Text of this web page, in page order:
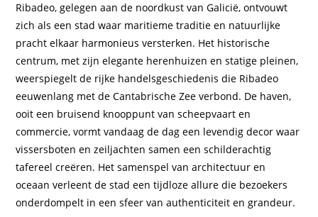
Ribadeo, gelegen aan de noordkust van Galicië, ontvouwt
zich als een stad waar maritieme traditie en natuurlijke
pracht elkaar harmonieus versterken. Het historische
centrum, met zijn elegante herenhuizen en statige pleinen,
weerspiegelt de rijke handelsgeschiedenis die Ribadeo
eeuwenlang met de Cantabrische Zee verbond. De haven,
ooit een bruisend knooppunt van scheepvaart en
commercie, vormt vandaag de dag een levendig decor waar
vissersboten en zeiljachten samen een schilderachtig
tafereel creëren. Het samenspel van architectuur en
oceaan verleent de stad een tijdloze allure die bezoekers
onderdompelt in een sfeer van authenticiteit en grandeur.